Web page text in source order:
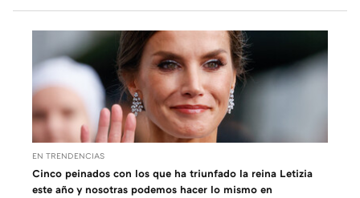
EN TRENDENCIAS
Cinco peinados con los que ha triunfado la reina Letizia
este año y nosotras podemos hacer lo mismo en